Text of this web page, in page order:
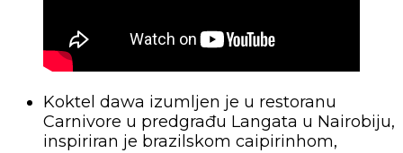
Koktel dawa izumljen je u restoranu
Carnivore u predgrađu Langata u Nairobiju,
inspiriran je brazilskom caipirinhom,